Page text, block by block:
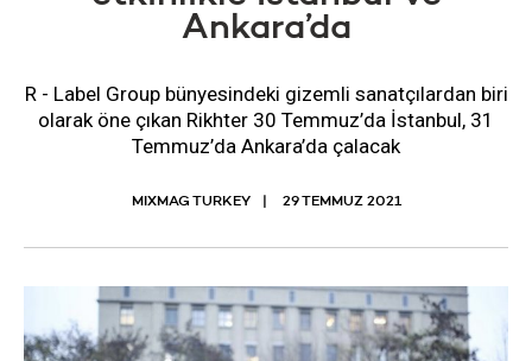
Ankara’da
R - Label Group bünyesindeki gizemli sanatçılardan biri
olarak öne çıkan Rikhter 30 Temmuz’da İstanbul, 31
Temmuz’da Ankara’da çalacak
MIXMAG TURKEY 29 TEMMUZ 2021